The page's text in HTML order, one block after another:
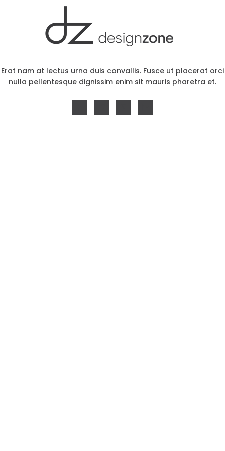
Erat nam at lectus urna duis convallis. Fusce ut placerat orci
nulla pellentesque dignissim enim sit mauris pharetra et.